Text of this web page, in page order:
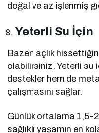
doğal ve az işlenmiş
Yeterli Su İçin
Bazen açlık
olabilirsiniz. Yeterli su
destekler hem de
çalışmasını sağlar.
Günlük ortalama 1,5-
sağlıklı yaşamın en